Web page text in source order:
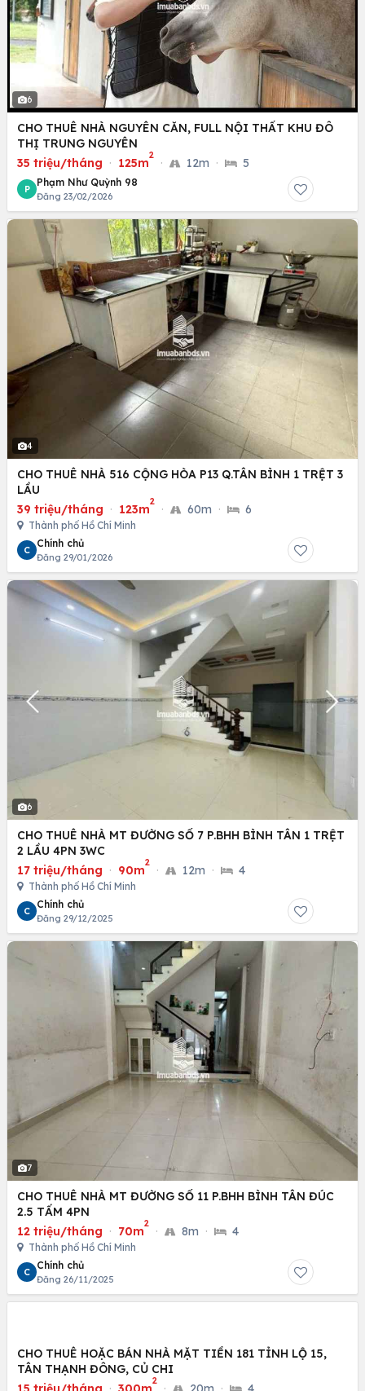
6
CHO THUÊ NHÀ NGUYÊN CĂN, FULL NỘI THẤT KHU ĐÔ
THỊ TRUNG NGUYÊN
35 triệu/tháng · 125m
2
· 12m · 5
P
Phạm Như Quỳnh 98
Đăng 23/02/2026
4
CHO THUÊ NHÀ 516 CỘNG HÒA P13 Q.TÂN BÌNH 1 TRỆT 3
LẦU
39 triệu/tháng · 123m
2
· 60m · 6
Thành phố Hồ Chí Minh
C
Chính chủ
Đăng 29/01/2026
6
CHO THUÊ NHÀ MT ĐƯỜNG SỐ 7 P.BHH BÌNH TÂN 1 TRỆT
2 LẦU 4PN 3WC
17 triệu/tháng · 90m
2
· 12m · 4
Thành phố Hồ Chí Minh
C
Chính chủ
Đăng 29/12/2025
7
CHO THUÊ NHÀ MT ĐƯỜNG SỐ 11 P.BHH BÌNH TÂN ĐÚC
2.5 TẤM 4PN
12 triệu/tháng · 70m
2
· 8m · 4
Thành phố Hồ Chí Minh
C
Chính chủ
Đăng 26/11/2025
CHO THUÊ HOẶC BÁN NHÀ MẶT TIỀN 181 TỈNH LỘ 15,
TÂN THẠNH ĐÔNG, CỦ CHI
2